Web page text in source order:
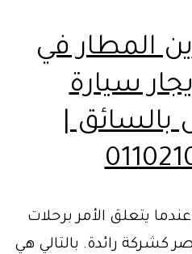
المطار في
سيارة
|
يتعلق الأمر برحلات
كشركة رائدة. بالتالي هي